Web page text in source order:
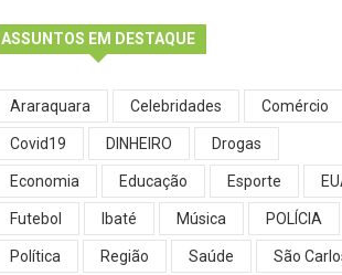
ASSUNTOS EM DESTAQUE
Araraquara Celebridades Comércio
Covid19 DINHEIRO Drogas
Economia Educação Esporte
Futebol Ibaté Música POLÍCIA
Política Região Saúde São